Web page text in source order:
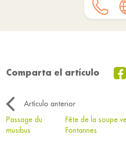
Comparta el artículo
Artículo anterior
Passage du
musibus
Fête de la soupe
Fontannes